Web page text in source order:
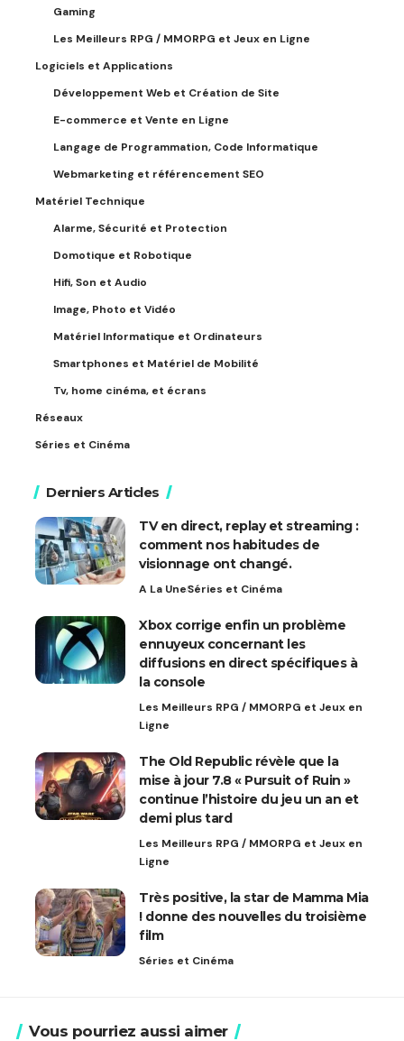
Gaming
Les Meilleurs RPG / MMORPG et Jeux en Ligne
Logiciels et Applications
Développement Web et Création de Site
E-commerce et Vente en Ligne
Langage de Programmation, Code Informatique
Webmarketing et référencement SEO
Matériel Technique
Alarme, Sécurité et Protection
Domotique et Robotique
Hifi, Son et Audio
Image, Photo et Vidéo
Matériel Informatique et Ordinateurs
Smartphones et Matériel de Mobilité
Tv, home cinéma, et écrans
Réseaux
Séries et Cinéma
Derniers Articles
TV en direct, replay et streaming :
comment nos habitudes de
visionnage ont changé.
A La UneSéries et Cinéma
Xbox corrige enfin un problème
ennuyeux concernant les
diffusions en direct spécifiques à
la console
Les Meilleurs RPG / MMORPG et Jeux en
Ligne
The Old Republic révèle que la
mise à jour 7.8 « Pursuit of Ruin »
continue l’histoire du jeu un an et
demi plus tard
Les Meilleurs RPG / MMORPG et Jeux en
Ligne
Très positive, la star de Mamma Mia
! donne des nouvelles du troisième
film
Séries et Cinéma
Vous pourriez aussi aimer